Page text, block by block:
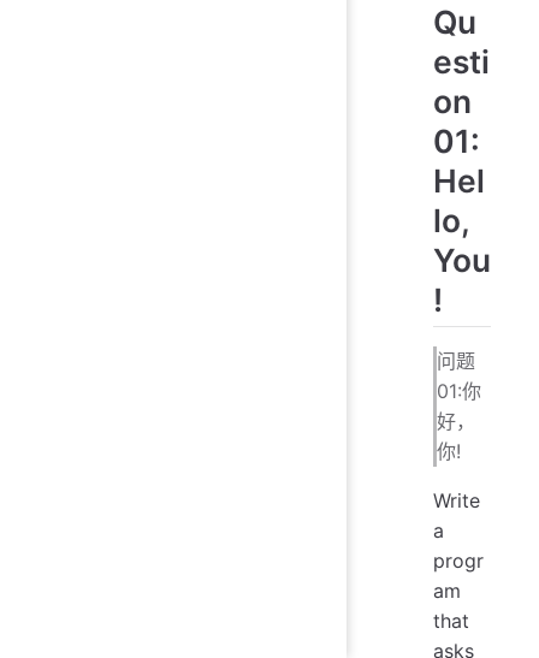
Qu
esti
on
01:
Hel
lo,
You
!
问题
01:你
好，
你!
Write
a
progr
am
that
asks